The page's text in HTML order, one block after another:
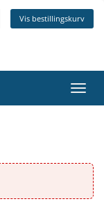
Vis bestillingskurv
Skift